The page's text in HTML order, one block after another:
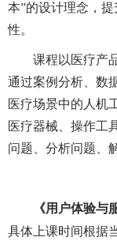
本”的设计理念，
性。
课程以医疗产
通过案例分析、数
医疗场景中的人机
医疗器械、操作工
问题、分析问题、
《用户体验与
具体上课时间根据